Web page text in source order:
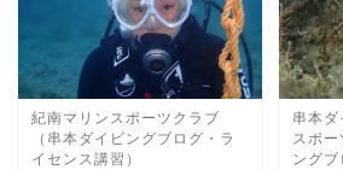
紀南マリンスポーツクラブ
（串本ダイビングブログ・ラ
イセンス講習）
串本
スポ
ングブ